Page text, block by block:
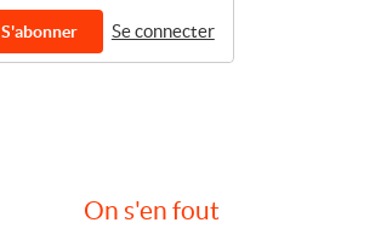
S'abonner Se connecter
On s'en fout